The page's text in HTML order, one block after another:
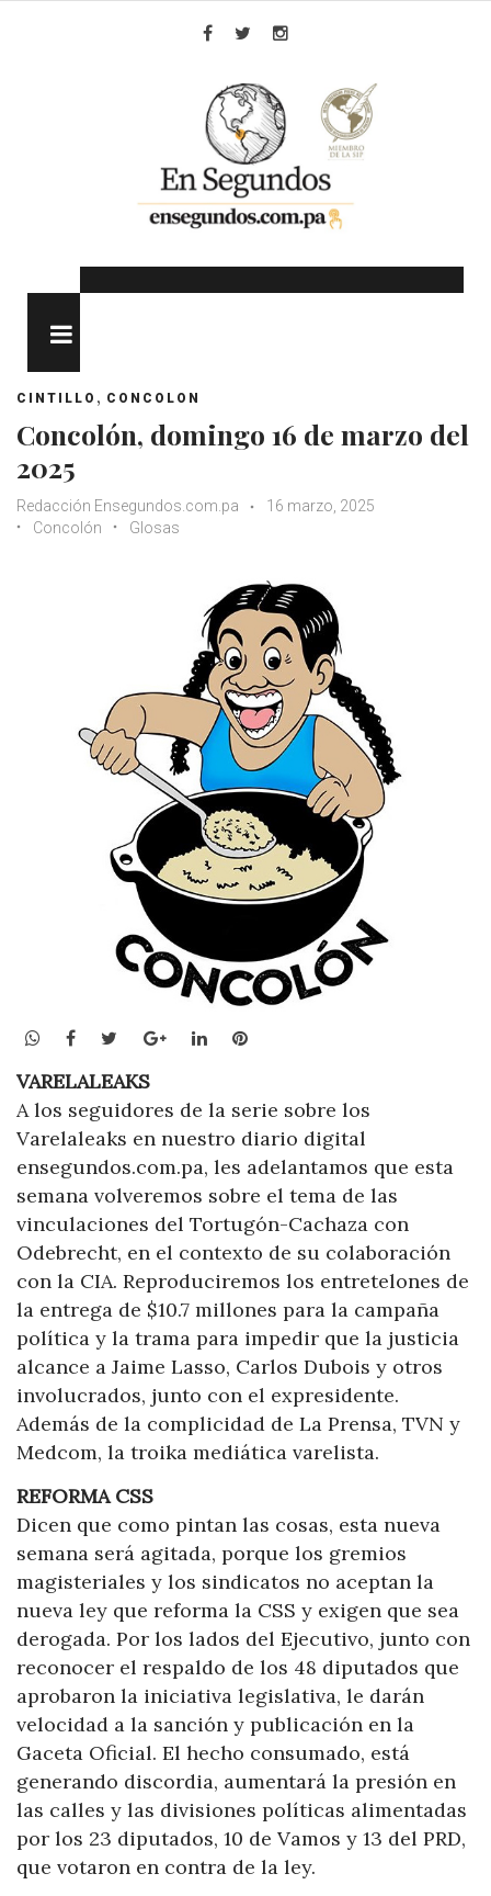
CINTILLO , CONCOLON
Concolón, domingo 16 de marzo del
2025
Redacción Ensegundos.com.pa
16 marzo, 2025
Concolón
Glosas
WhatsApp
Facebook
TwitterGoogle+LinkedInPinterest
VARELALEAKS
A los seguidores de la serie sobre los
Varelaleaks en nuestro diario digital
ensegundos.com.pa, les adelantamos que esta
semana volveremos sobre el tema de las
vinculaciones del Tortugón-Cachaza con
Odebrecht, en el contexto de su colaboración
con la CIA. Reproduciremos los entretelones de
la entrega de $10.7 millones para la campaña
política y la trama para impedir que la justicia
alcance a Jaime Lasso, Carlos Dubois y otros
involucrados, junto con el expresidente.
Además de la complicidad de La Prensa, TVN y
Medcom, la troika mediática varelista.
REFORMA CSS
Dicen que como pintan las cosas, esta nueva
semana será agitada, porque los gremios
magisteriales y los sindicatos no aceptan la
nueva ley que reforma la CSS y exigen que sea
derogada. Por los lados del Ejecutivo, junto con
reconocer el respaldo de los 48 diputados que
aprobaron la iniciativa legislativa, le darán
velocidad a la sanción y publicación en la
Gaceta Oficial. El hecho consumado, está
generando discordia, aumentará la presión en
las calles y las divisiones políticas alimentadas
por los 23 diputados, 10 de Vamos y 13 del PRD,
que votaron en contra de la ley.